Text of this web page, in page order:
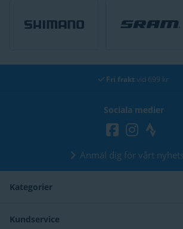
30 dagarsöppet köp
Sociala medier
Anmäl dig för vårt
Kategorier
Kundservice